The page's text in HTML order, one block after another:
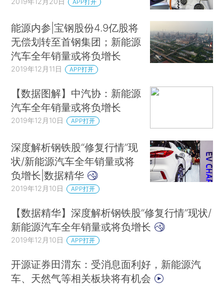
APP打开
能源内参|宝钢股份4.9亿股将
无偿划转至首钢集团；新能源
汽车全年销量或将负增长
2019年12月11日 APP打开
【数据图解】中汽协：新能源
汽车全年销量或将负增长
2019年12月10日 APP打开
深度解析钢铁股“修复行情”现
状/新能源汽车全年销量或将
负增长|数据精华
2019年12月10日 APP打开
【数据精华】深度解析钢铁股“修复行情”现状/
新能源汽车全年销量或将负增长
2019年12月10日 APP打开
开源证券田渭东：受消息面利好，新能源汽
车、天然气等相关板块将有机会